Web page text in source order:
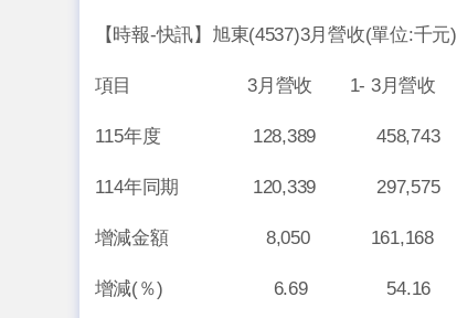
【時報-快訊】旭東(4537)3月營收(單位:千元)
項目 3月營收 1- 3月營收
115年度 128,389 458,743
114年同期 120,339 297,575
增減金額 8,050 161,168
增減(％) 6.69 54.16